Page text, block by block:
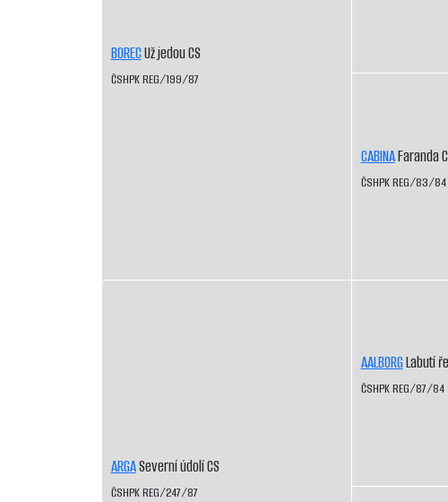
BORECUž jedou CS
ČSHPK REG/199/87
ARGASeverní údolí CS
ČSHPK REG/247/87
CABINAFaranda
ČSHPK REG/83/84
AALBORGLabutí
ČSHPK REG/87/84